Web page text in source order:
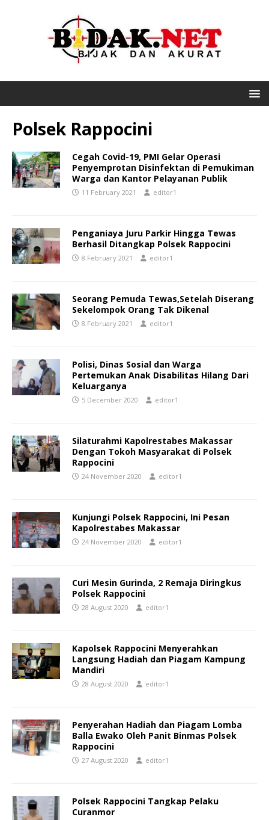
Polsek Rappocini
Cegah Covid-19, PMI Gelar Operasi
Penyemprotan Disinfektan di Pemukiman
Warga dan Kantor Pelayanan Publik
11 February 2021 editor1
Penganiaya Juru Parkir Hingga Tewas
Berhasil Ditangkap Polsek Rappocini
8 February 2021 editor1
Seorang Pemuda Tewas,Setelah Diserang
Sekelompok Orang Tak Dikenal
8 February 2021 editor1
Polisi, Dinas Sosial dan Warga
Pertemukan Anak Disabilitas Hilang Dari
Keluarganya
5 December 2020 editor1
Silaturahmi Kapolrestabes Makassar
Dengan Tokoh Masyarakat di Polsek
Rappocini
24 November 2020 editor1
Kunjungi Polsek Rappocini, Ini Pesan
Kapolrestabes Makassar
24 November 2020 editor1
Curi Mesin Gurinda, 2 Remaja Diringkus
Polsek Rappocini
28 August 2020 editor1
Kapolsek Rappocini Menyerahkan
Langsung Hadiah dan Piagam Kampung
Mandiri
28 August 2020 editor1
Penyerahan Hadiah dan Piagam Lomba
Balla Ewako Oleh Panit Binmas Polsek
Rappocini
27 August 2020 editor1
Polsek Rappocini Tangkap Pelaku
Curanmor